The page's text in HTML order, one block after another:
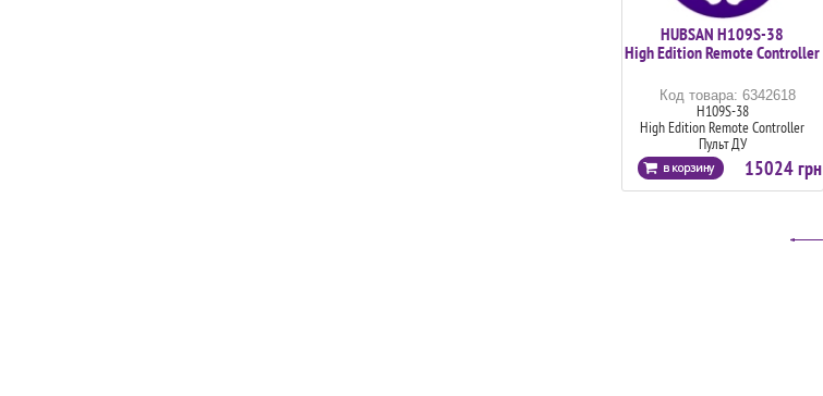
HUBSAN H109S-38
High Edition Remote Controller
Код товара: 6342618
H109S-38
High Edition Remote Controller
Пульт ДУ
15024 грн